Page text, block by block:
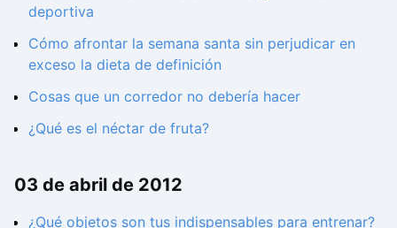
deportiva
Cómo afrontar la semana santa sin perjudicar en
exceso la dieta de definición
Cosas que un corredor no debería hacer
¿Qué es el néctar de fruta?
03 de abril de 2012
¿Qué objetos son tus indispensables para entrenar?